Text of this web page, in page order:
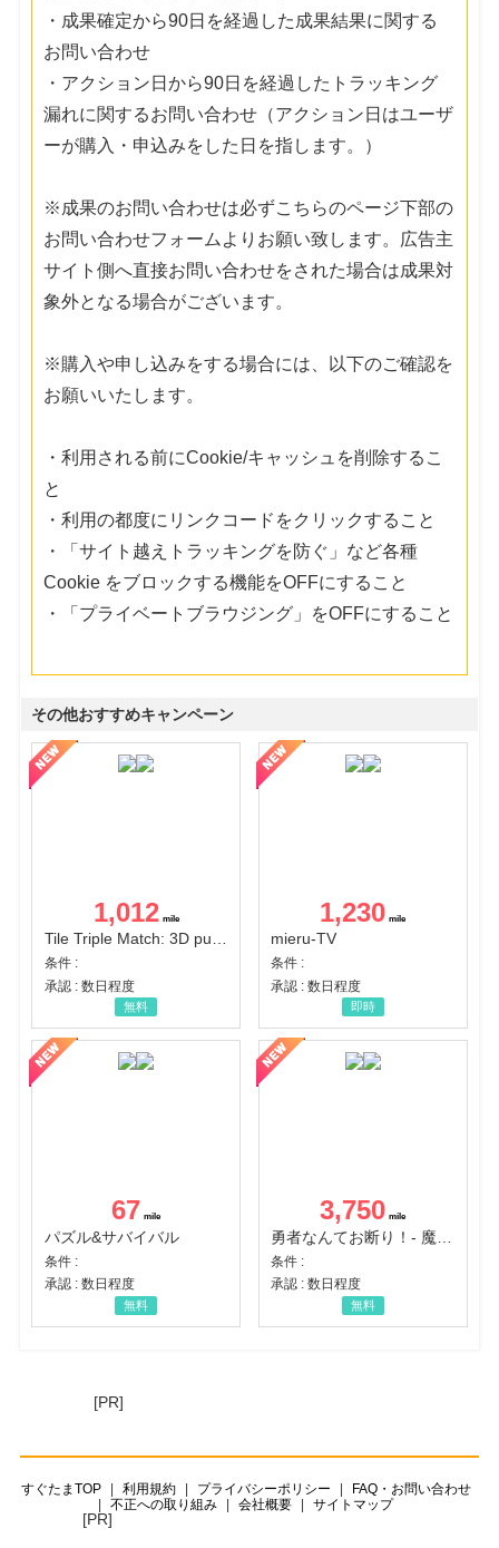
・成果確定から90日を経過した成果結果に関する
お問い合わせ
・アクション日から90日を経過したトラッキング
漏れに関するお問い合わせ（アクション日はユーザ
ーが購入・申込みをした日を指します。）
※成果のお問い合わせは必ずこちらのページ下部の
お問い合わせフォームよりお願い致します。広告主
サイト側へ直接お問い合わせをされた場合は成果対
象外となる場合がございます。
※購入や申し込みをする場合には、以下のご確認を
お願いいたします。
・利用される前にCookie/キャッシュを削除するこ
と
・利用の都度にリンクコードをクリックすること
・「サイト越えトラッキングを防ぐ」など各種
Cookie をブロックする機能をOFFにすること
・「プライベートブラウジング」をOFFにすること
その他おすすめキャンペーン
1,012
Tile Triple Match: 3D puzzle
条件 :
承認 : 数日程度
無料
1,230
mieru-TV
条件 :
承認 : 数日程度
即時
67
パズル&サバイバル
条件 :
承認 : 数日程度
無料
3,750
条件 :
承認 : 数日程度
無料
[PR]
すぐたまTOP 利用規約 プライバシーポリシー
FAQ・お問い合わせ
不正への取り組み
会社概要 サイトマップ
[PR]